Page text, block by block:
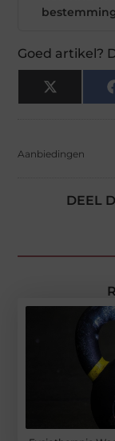
Goed artikel?
X
(Twitter)
Aanbiedingen
DEEL